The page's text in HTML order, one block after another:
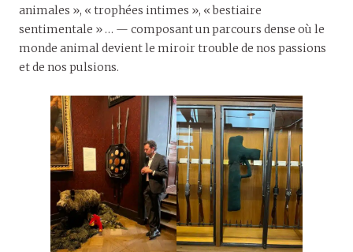
animales », « trophées intimes », « bestiaire
sentimentale » … — composant un parcours dense où le
monde animal devient le miroir trouble de nos passions
et de nos pulsions.